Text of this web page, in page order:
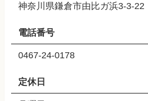
神奈川県鎌倉市由比ガ浜3-3-22
電話番号
0467-24-0178
定休日